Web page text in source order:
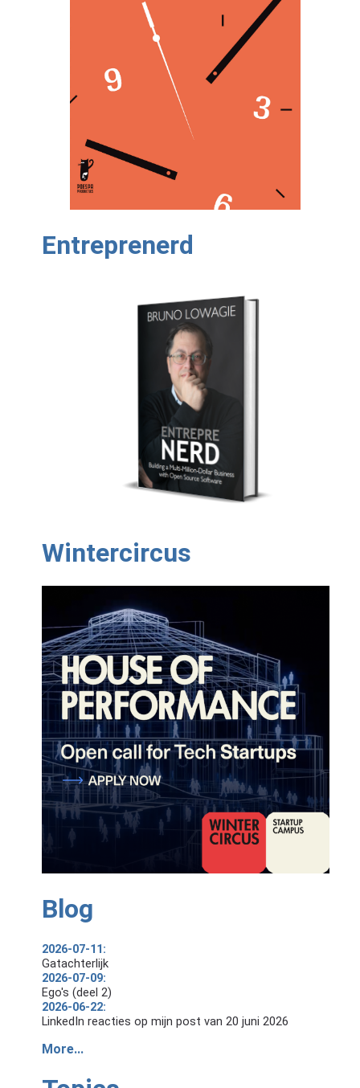
Entreprenerd
Wintercircus
Blog
2026-07-11:
Gatachterlijk
2026-07-09:
Ego's (deel 2)
2026-06-22:
LinkedIn reacties op mijn post van 20 juni 2026
More...